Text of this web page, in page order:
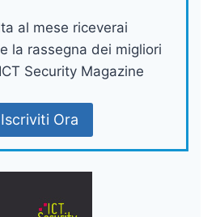
al mese riceverai
la rassegna dei migliori
Security Magazine
Iscriviti Ora